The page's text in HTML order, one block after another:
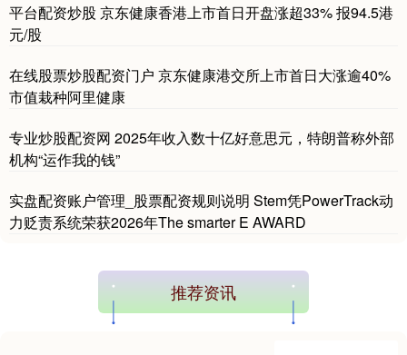
平台配资炒股 京东健康香港上市首日开盘涨超33% 报94.5港
元/股
在线股票炒股配资门户 京东健康港交所上市首日大涨逾40%
市值栽种阿里健康
专业炒股配资网 2025年收入数十亿好意思元，特朗普称外部
机构“运作我的钱”
实盘配资账户管理_股票配资规则说明 Stem凭PowerTrack动
力贬责系统荣获2026年The smarter E AWARD
推荐资讯